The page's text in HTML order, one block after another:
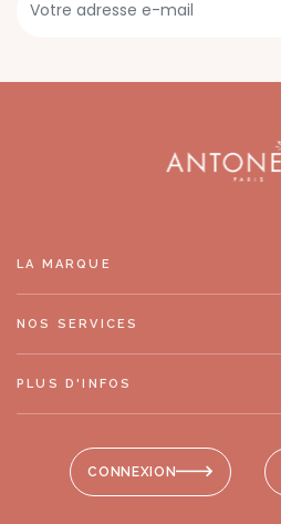
CONNEXION
LA MARQUE
NOS SERVICES
PLUS D'INFOS